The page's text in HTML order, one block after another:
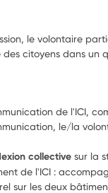
le volontaire
citoyens dans un
de l'ICI,
le/la
collective sur la
de l'ICI :
sur les deux